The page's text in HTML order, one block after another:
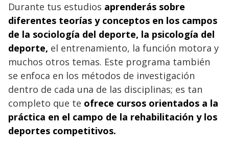
Durante tus estudios aprenderás sobre
diferentes teorías y conceptos en los campos
de la sociología del deporte, la psicología del
deporte, el entrenamiento, la función motora y
muchos otros temas. Este programa también
se enfoca en los métodos de investigación
dentro de cada una de las disciplinas; es tan
completo que te ofrece cursos orientados a la
práctica en el campo de la rehabilitación y los
deportes competitivos.